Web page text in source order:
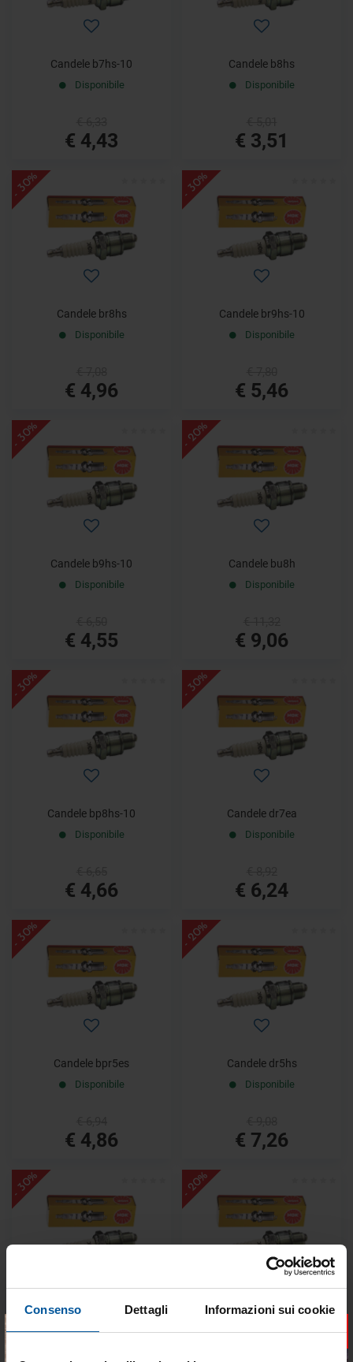
×
Consenso Dettagli Informazioni sui cookie
Candele b7hs-10
Disponibile
€ 4,43
Candele b8hs
Disponibile
€ 3,51
- 30%
Candele br8hs
Disponibile
€ 4,96
- 30%
Candele br9hs-10
Disponibile
€ 5,46
- 30%
Candele b9hs-10
Disponibile
€ 4,55
- 20%
Candele bu8h
Disponibile
€ 9,06
- 30%
Candele bp8hs-10
Disponibile
€ 4,66
- 30%
Candele dr7ea
Disponibile
€ 6,24
- 30%
Candele bpr5es
Disponibile
€ 4,86
- 20%
Candele dr5hs
Disponibile
€ 7,26
- 30%
Candele dcpr6e
Disponibile
- 20%
Candele dpr6ea-9
Disponibile